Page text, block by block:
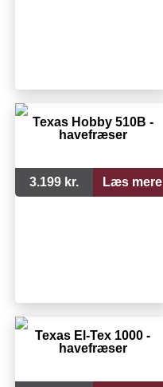
Texas Hobby 510B -
havefræser
3.199 kr. Læs mere
Texas El-Tex 1000 -
havefræser